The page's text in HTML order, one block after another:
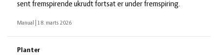
sent fremspirende ukrudt fortsat er under fremspiring.
Manual 18. marts 2026
Planter